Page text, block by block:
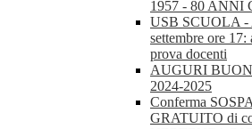
1957 - 80 ANNI
USB SCUOLA -
settembre ore
prova docenti
AUGURI
2024-2025
Conferma
GRATUITO di